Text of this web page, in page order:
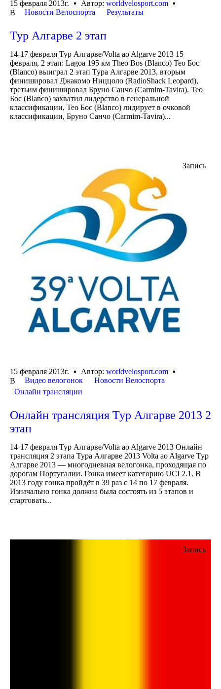
15 февраля 2013г. Автор: worldvelosport.com
В
Новости Велоспорта Результаты
Тур Алгарве 2 этап
14-17 февраля Тур Алгарве/Volta ao Algarve 2013 15
февраля, 2 этап: Lagoa 195 км Theo Bos (Blanco) Тео Бос
(Blanco) выиграл 2 этап Тура Алгарве 2013, вторым
финишировал Джакомо Ниццоло (RadioShack Leopard),
третьим финишировал Бруно Санчо (Carmim-Tavira). Тео
Бос (Blanco) захватил лидерство в генеральной
классификации, Тео Бос (Blanco) лидирует в очковой
классификации, Бруно Санчо (Carmim-Tavira)...
Запись
15 февраля 2013г. Автор: worldvelosport.com
В
Видео велогонок
Новости Велоспорта
Онлайн трансляции
Онлайн трансляция Тур Алгарве 2013 2
этап
14-17 февраля Тур Алгарве/Volta ao Algarve 2013 Онлайн
трансляция 2 этапа Тура Алгарве 2013 Volta ao Algarve Тур
Алгарве 2013 — многодневная велогонка, проходящая по
дорогам Португалии. Гонка имеет категорию UCI 2.1. В
2013 году гонка пройдёт в 39 раз с 14 по 17 февраля.
Изначально гонка должна была состоять из 5 этапов и
стартовать...
Запись